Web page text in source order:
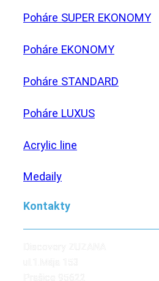
Poháre SUPER EKONOMY
Poháre EKONOMY
Poháre STANDARD
Poháre LUXUS
Acrylic line
Medaily
Kontakty